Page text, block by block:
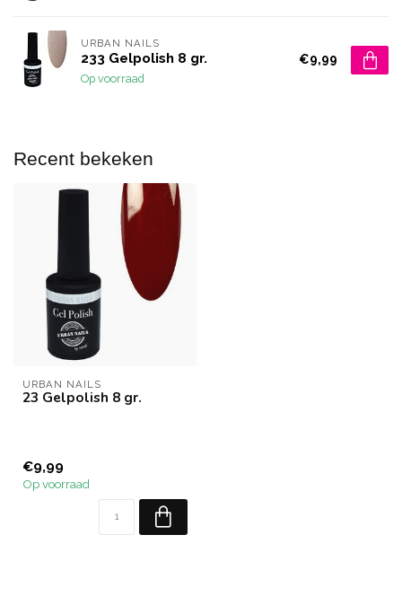
URBAN NAILS
233 Gelpolish 8 gr.
Op voorraad
€9,99
Recent bekeken
URBAN NAILS
23 Gelpolish 8 gr.
€9,99
Op voorraad